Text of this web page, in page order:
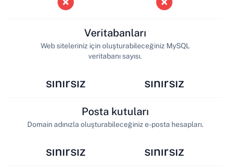
sınırsız
Veritabanları
Web siteleriniz için oluşturabileceğiniz MySQL
veritabanı sayısı.
sınırsız
sınırsız
Posta kutuları
Domain adınızla oluşturabileceğiniz e-posta hesapları.
sınırsız